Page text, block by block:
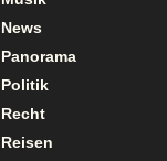
News
Panorama
Politik
Recht
Reisen